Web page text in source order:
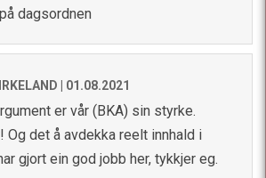
dagsordnen
| 01.08.2021
er vår (BKA) sin styrke.
Og det å avdekka reelt innhald i
gjort ein god jobb her, tykkjer eg.